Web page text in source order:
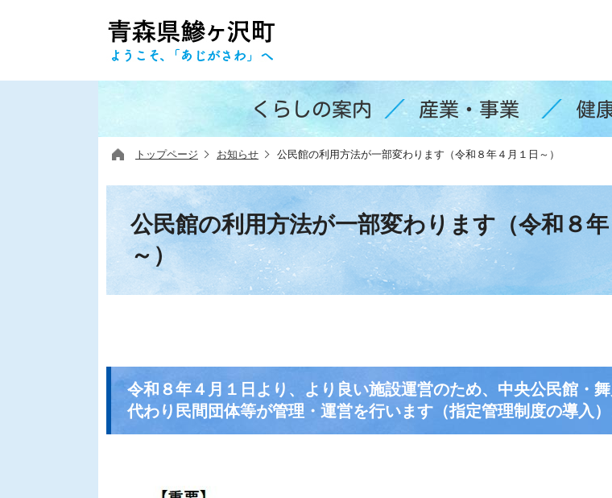
くらしの案内 産業・事業 健
トップページ お知らせ 公民館の利用方法が一部変わります（令和８年４月１日～）
公民館の利用方法が一部変わります（令和８年
～）
令和８年４月１日より、より良い施設運営のため、中央公民館・
代わり民間団体等が管理・運営を行います（指定管理制度の導入）